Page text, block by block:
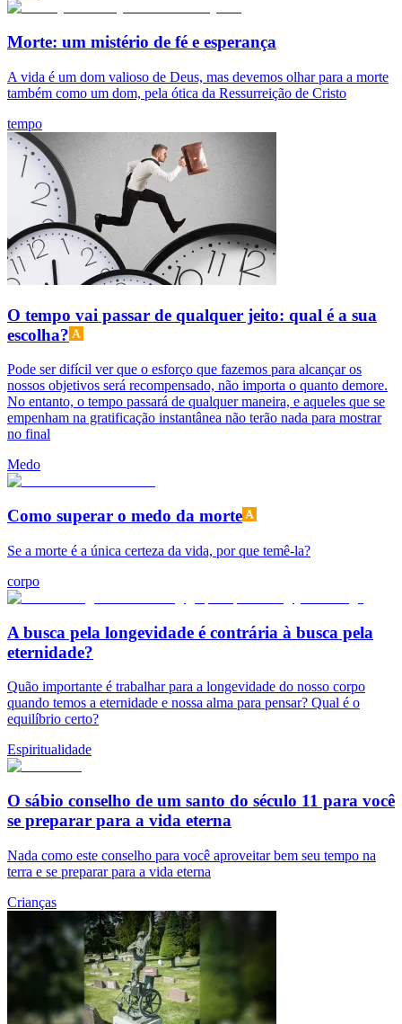
Morte: um mistério de fé e esperança
A vida é um dom valioso de Deus, mas devemos olhar para a morte
também como um dom, pela ótica da Ressurreição de Cristo
tempo
O tempo vai passar de qualquer jeito: qual é a sua
escolha?
Pode ser difícil ver que o esforço que fazemos para alcançar os
nossos objetivos será recompensado, não importa o quanto demore.
No entanto, o tempo passará de qualquer maneira, e aqueles que se
empenham na gratificação instantânea não terão nada para mostrar
no final
Medo
Como superar o medo da morte
Se a morte é a única certeza da vida, por que temê-la?
corpo
A busca pela longevidade é contrária à busca pela
eternidade?
Quão importante é trabalhar para a longevidade do nosso corpo
quando temos a eternidade e nossa alma para pensar? Qual é o
equilíbrio certo?
Espiritualidade
O sábio conselho de um santo do século 11 para você
se preparar para a vida eterna
Nada como este conselho para você aproveitar bem seu tempo na
terra e se preparar para a vida eterna
Crianças